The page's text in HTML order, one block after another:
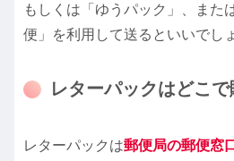
もしくは「ゆうパック」、また
便」を利用して送るといいでし
レターパックはどこで
レターパックは郵便局の郵便窓